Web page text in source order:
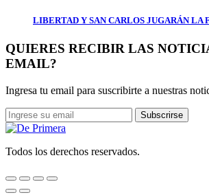
LIBERTAD Y SAN CARLOS JUGARÁN LA
QUIERES RECIBIR LAS
EMAIL?
Ingresa tu email para suscribirte a nuestras
Subscrirse
Todos los derechos reservados.